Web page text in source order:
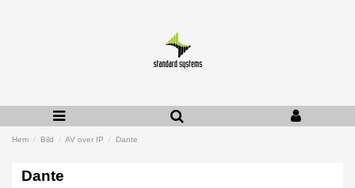
Hem Bild AV over IP Dante
Dante